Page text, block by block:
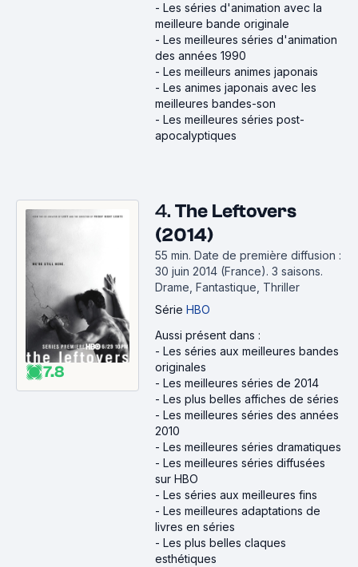
- Les séries d'animation avec la
meilleure bande originale
- Les meilleures séries d'animation
des années 1990
- Les meilleurs animes japonais
- Les animes japonais avec les
meilleures bandes-son
- Les meilleures séries post-
apocalyptiques
7.8
4. The Leftovers
(2014)
55 min. Date de première diffusion :
30 juin 2014 (France). 3 saisons.
Drame, Fantastique, Thriller
Série HBO
Aussi présent dans :
- Les séries aux meilleures bandes
originales
- Les meilleures séries de 2014
- Les plus belles affiches de séries
- Les meilleures séries des années
2010
- Les meilleures séries dramatiques
- Les meilleures séries diffusées
sur HBO
- Les séries aux meilleures fins
- Les meilleures adaptations de
livres en séries
- Les plus belles claques
esthétiques